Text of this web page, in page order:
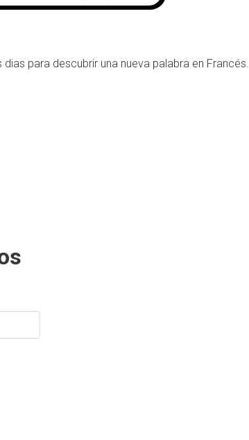
para descubrir una nueva palabra en Francés.